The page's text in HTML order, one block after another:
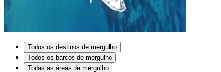
Todos os destinos de mergulho
Todos os barcos de mergulho
Todas as áreas de mergulho